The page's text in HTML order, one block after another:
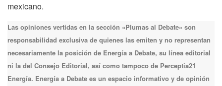
mexicano.
Las opiniones vertidas en la sección «Plumas al Debate» son
responsabilidad exclusiva de quienes las emiten y no representan
necesariamente la posición de Energía a Debate, su línea editorial
ni la del Consejo Editorial, así como tampoco de Perceptia21
Energía. Energía a Debate es un espacio informativo y de opinión